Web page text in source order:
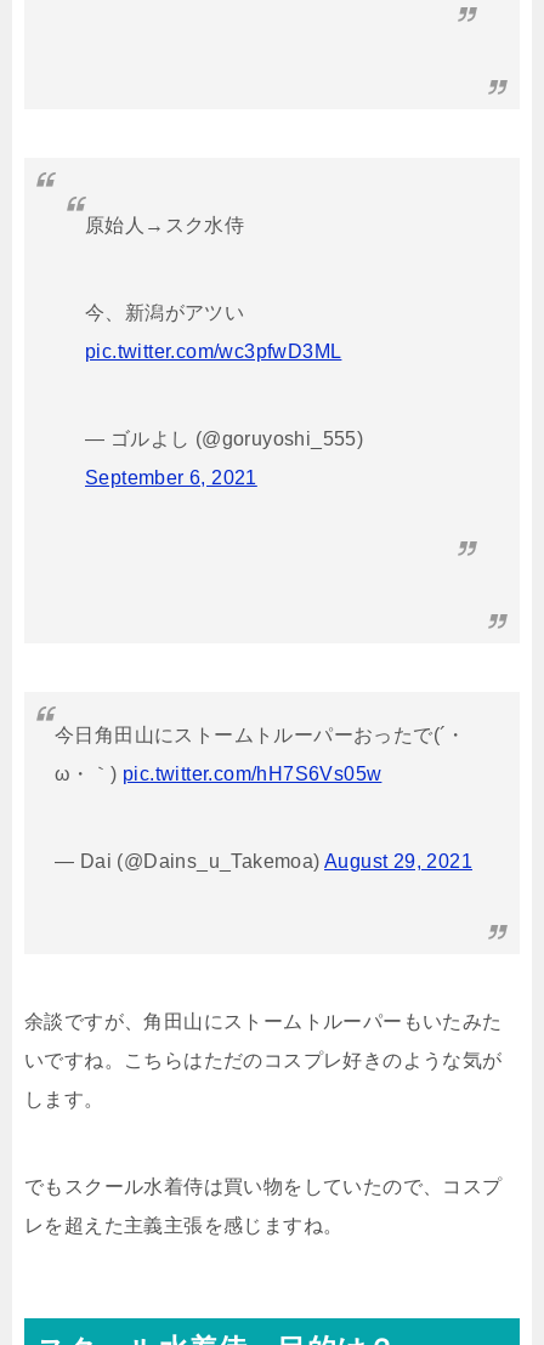
原始人→スク水侍
今、新潟がアツい
pic.twitter.com/wc3pfwD3ML
— ゴルよし (@goruyoshi_555)
September 6, 2021
今日角田山にストームトルーパーおったで(´・
ω・｀) pic.twitter.com/hH7S6Vs05w
— Dai (@Dains_u_Takemoa) August 29, 2021
余談ですが、角田山にストームトルーパーもいたみた
いですね。こちらはただのコスプレ好きのような気が
します。
でもスクール水着侍は買い物をしていたので、コスプ
レを超えた主義主張を感じますね。